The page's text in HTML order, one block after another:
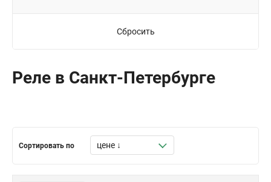
Сбросить
Реле в Санкт-Петербурге
Сортировать по